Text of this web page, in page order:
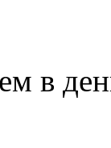
в